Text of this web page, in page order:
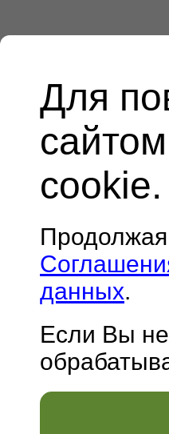
Для
cookie.
данных.
Если Вы не